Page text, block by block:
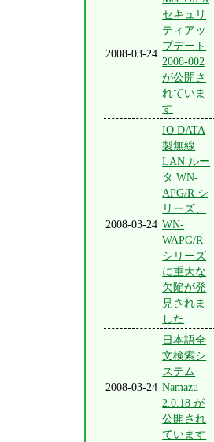
2008-03-24
セキュリ
ティアッ
プデート
2008-002
が公開さ
れていま
す
2008-03-24
IO DATA
製無線
LAN ルー
タ WN-
APG/R シ
リーズ、
WN-
WAPG/R
シリーズ
に重大な
欠陥が発
見されま
した
2008-03-24
日本語全
文検索シ
ステム
Namazu
2.0.18 が
公開され
ています